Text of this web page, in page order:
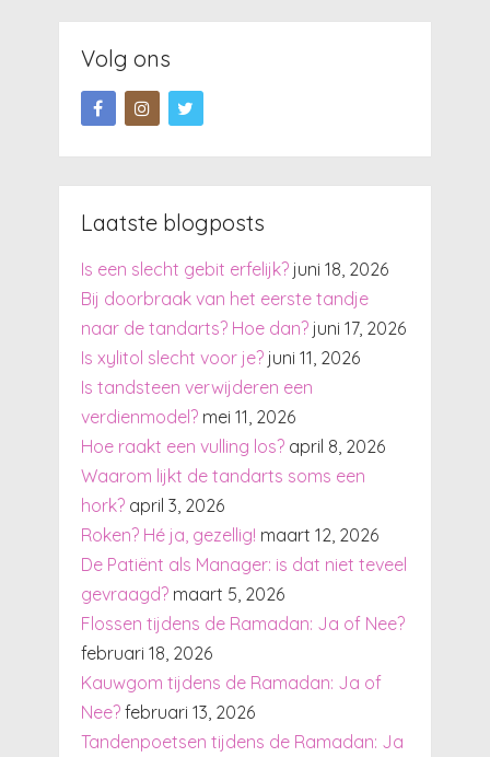
Volg ons
Laatste blogposts
Is een slecht gebit erfelijk? juni 18, 2026
Bij doorbraak van het eerste tandje
naar de tandarts? Hoe dan? juni 17, 2026
Is xylitol slecht voor je? juni 11, 2026
Is tandsteen verwijderen een
verdienmodel? mei 11, 2026
Hoe raakt een vulling los? april 8, 2026
Waarom lijkt de tandarts soms een
hork? april 3, 2026
Roken? Hé ja, gezellig! maart 12, 2026
De Patiënt als Manager: is dat niet teveel
gevraagd? maart 5, 2026
Flossen tijdens de Ramadan: Ja of Nee?
februari 18, 2026
Kauwgom tijdens de Ramadan: Ja of
Nee? februari 13, 2026
Tandenpoetsen tijdens de Ramadan: Ja